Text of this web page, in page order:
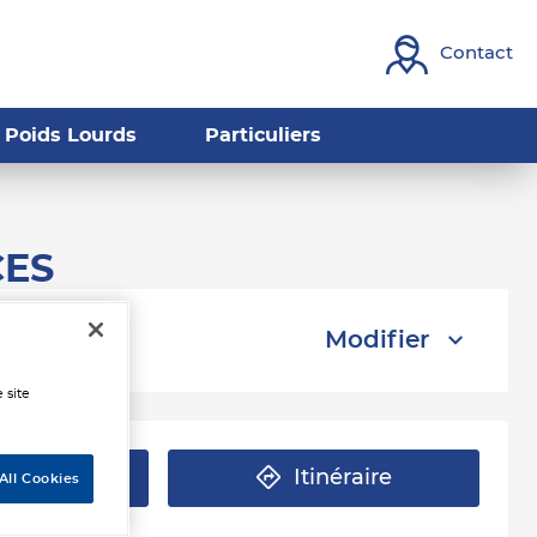
Contact
Poids Lourds Particuliers
Modifier
Itinéraire
site
Cookies